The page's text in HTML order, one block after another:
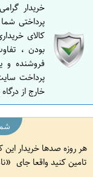
خریدار
پرداختی
کالای
بودن ،
فروشنده و
پرداخت
خارج از
هر روزه صدها خریدار این
تامین کنید واقعا جای